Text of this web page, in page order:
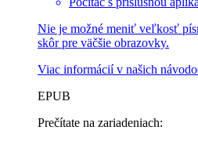
Nie je možné meniť veľkosť
skôr pre väčšie obrazovky.
Viac informácií v našich
EPUB
Prečítate na zariadeniach: